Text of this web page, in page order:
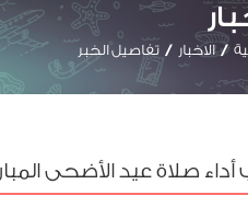
الاخبار تفاصيل الخبر
صلاة عيد الأضحى